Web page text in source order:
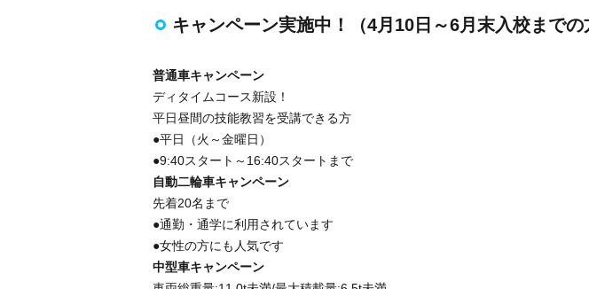
キャンペーン実施中！（4月10日～6月末入校までの
普通車キャンペーン
ディタイムコース新設！
平日昼間の技能教習を受講できる方
●平日（火～金曜日）
●9:40スタート～16:40スタートまで
自動二輪車キャンペーン
先着20名まで
●通勤・通学に利用されています
●女性の方にも人気です
中型車キャンペーン